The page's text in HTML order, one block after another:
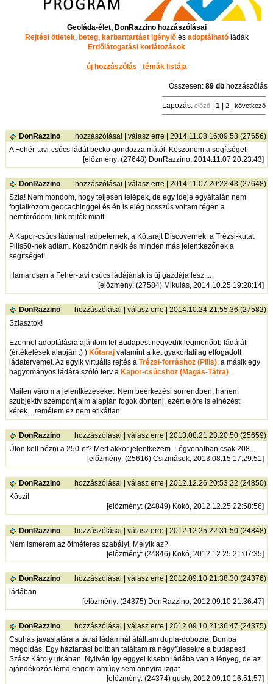
Geoláda-élet, DonRazzino hozzászólásai
Rejtési ötletek, beteg, karbantartást igénylőés adoptálhatóládák
Erdőlátogatási korlátozások
új hozzászólás témák listája
Összesen:89 db hozzászólás
Lapozás:előző |1 2 |következő
DonRazzino hozzászólásai |válasz erre | 2014.11.08 16:09:53 (27656)
A Fehér-tavi-csúcs ládát becko gondozza mától. Köszönöm a segítséget!
[előzmény: (27648) DonRazzino, 2014.11.07 20:23:43]
DonRazzino hozzászólásai |válasz erre | 2014.11.07 20:23:43 (27648)
Szia! Nem mondom, hogy teljesen lelépek, de egy ideje egyáltalán nem
foglalkozom geocachinggel és én is elég bosszús voltam régen a
nemtörődöm, link rejtők miatt.
A Kapor-csúcs ládámat radpeternek, a Kőtarajt Discovernek, a Trézsi-kutat
Pilis50-nek adtam. Köszönöm nekik és minden más jelentkezőnek a
segítséget!
Hamarosan a Fehér-tavi csúcs ládájának is új gazdája lesz....
[előzmény: (27584) Mikulás, 2014.10.25 19:28:14]
DonRazzino hozzászólásai |válasz erre | 2014.10.24 21:55:36 (27582)
Sziasztok!
Ezennel adoptálásra ajánlom fel Budapest negyedik legmenőbb ládáját
(értékelések alapján :) ) Kőtaraj valamint a két gyakorlatilag elfogadott
ládatervemet. Az egyik virtuális rejtés aTrézsi-forráshoz (Pilis), a másik egy
hagyományos ládára szóló terv a Kapor-csúcshoz (Magas-Tátra).
Mailen várom a jelentkezéseket. Nem beérkezési sorrendben, hanem
szubjektív szempontjaim alapján fogok dönteni, ezért előre is elnézést
kérek... remélem ez nem etikátlan.
DonRazzino hozzászólásai |válasz erre | 2013.08.21 23:20:50 (25659)
Úton kell nézni a 250-et? Mert akkor jelentkezem. Légvonalban csak 208...
[előzmény: (25616) Csizmások, 2013.08.15 17:29:51]
DonRazzino hozzászólásai |válasz erre | 2012.12.26 20:53:22 (24850)
Köszi!
[előzmény: (24849) Kokó, 2012.12.25 22:58:56]
DonRazzino hozzászólásai |válasz erre | 2012.12.25 22:31:50 (24848)
Nem ismerem az ötméteres szabályt. Melyik az?
[előzmény: (24846) Kokó, 2012.12.25 21:07:35]
DonRazzino hozzászólásai |válasz erre | 2012.09.10 21:38:30 (24376)
ládában
[előzmény: (24375) DonRazzino, 2012.09.10 21:36:47]
DonRazzino hozzászólásai |válasz erre | 2012.09.10 21:36:47 (24375)
Csuhás javaslatára a tátrai ládámnál átálltam dupla-dobozra. Bomba
megoldás. Egy háztartási boltban találtam rá négyfülesekre a budapesti
Szász Károly utcában. Nyilván így eggyel kisebb ládába van a lényeg, de az
ajándékozós téma engem amúgy sem annyira izgat.
[előzmény: (24374) gusty, 2012.09.10 16:51:57]